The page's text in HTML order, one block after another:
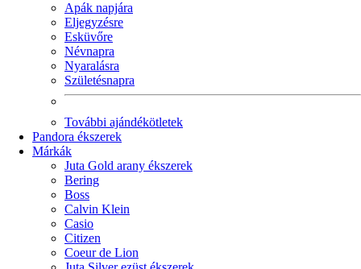
Apák napjára
Eljegyzésre
Esküvőre
Névnapra
Nyaralásra
Születésnapra
További ajándékötletek
Pandora ékszerek
Márkák
Juta Gold arany ékszerek
Bering
Boss
Calvin Klein
Casio
Citizen
Coeur de Lion